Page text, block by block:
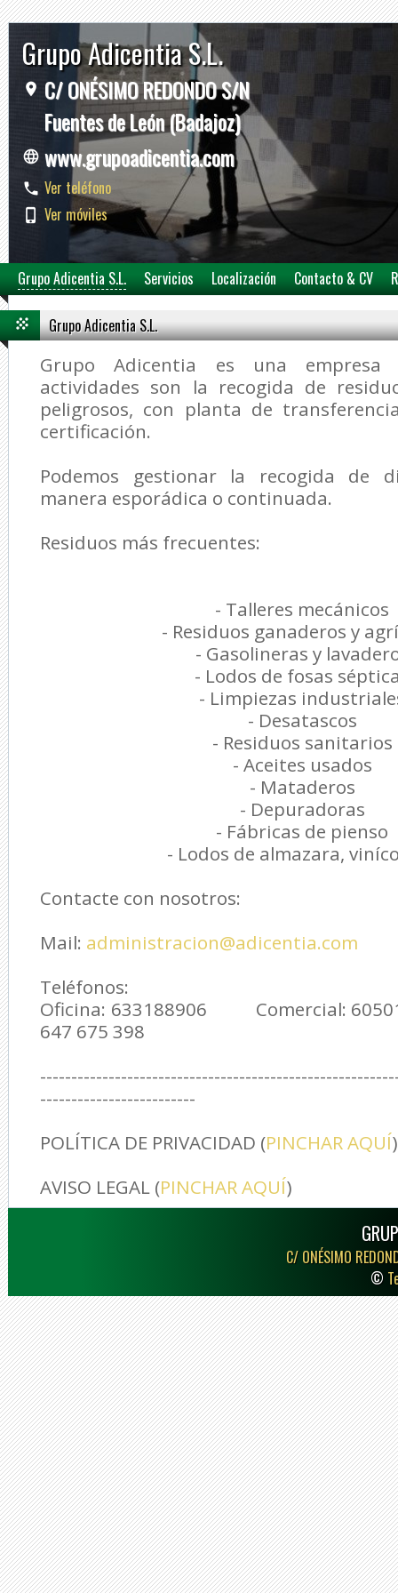
Grupo Adicentia S.L.
C/ ONÉSIMO REDONDO S/N
Fuentes de León (Badajoz)
www.grupoadicentia.com
Ver teléfono
Ver móviles
Grupo Adicentia S.L. Servicios Localización Contacto & CV
Grupo Adicentia S.L.
Grupo Adicentia es una empresa
actividades son la recogida de
peligrosos, con planta de
certificación.
Podemos gestionar la recogida de
manera esporádica o continuada.
Residuos más frecuentes:
- Talleres mecánicos
- Residuos ganaderos y
- Gasolineras y
- Lodos de fosas
- Limpiezas
- Desatascos
- Residuos sanitarios
- Aceites usados
- Mataderos
- Depuradoras
- Fábricas de pienso
- Lodos de almazara,
Contacte con nosotros:
Mail: administracion@adicentia.com
Teléfonos:
Oficina: 633188906 Comercial:
647 675 398
-------------------------
POLÍTICA DE PRIVACIDAD (PINCHAR AQUÍ)
AVISO LEGAL (PINCHAR AQUÍ)
C/ ONÉSIMO
©